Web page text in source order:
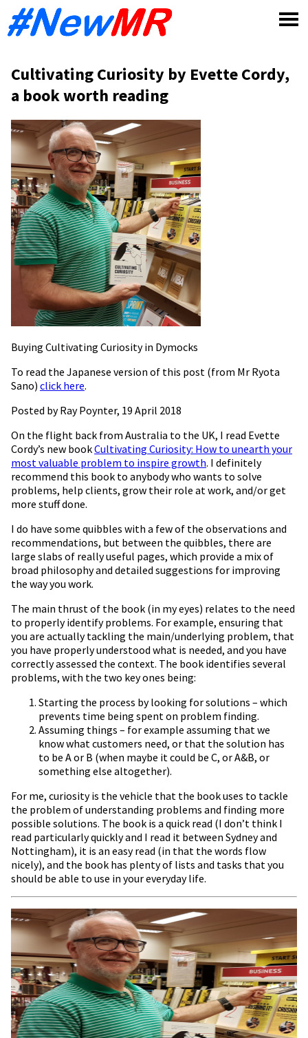
Cultivating Curiosity by Evette Cordy,
a book worth reading
Buying Cultivating Curiosity in Dymocks
To read the Japanese version of this post (from Mr Ryota
Sano) click here.
Posted by Ray Poynter, 19 April 2018
On the flight back from Australia to the UK, I read Evette
Cordy’s new bookCultivating Curiosity: How to unearth your
most valuable problem to inspire growth. I definitely
recommend this book to anybody who wants to solve
problems, help clients, grow their role at work, and/or get
more stuff done.
I do have some quibbles with a few of the observations and
recommendations, but between the quibbles, there are
large slabs of really useful pages, which provide a mix of
broad philosophy and detailed suggestions for improving
the way you work.
The main thrust of the book (in my eyes) relates to the need
to properly identify problems. For example, ensuring that
you are actually tackling the main/underlying problem, that
you have properly understood what is needed, and you have
correctly assessed the context. The book identifies several
problems, with the two key ones being:
Starting the process by looking for solutions – which
prevents time being spent on problem finding.
Assuming things – for example assuming that we
know what customers need, or that the solution has
to be A or B (when maybe it could be C, or A&B, or
something else altogether).
For me, curiosity is the vehicle that the book uses to tackle
the problem of understanding problems and finding more
possible solutions. The book is a quick read (I don’t think I
read particularly quickly and I read it between Sydney and
Nottingham), it is an easy read (in that the words flow
nicely), and the book has plenty of lists and tasks that you
should be able to use in your everyday life.